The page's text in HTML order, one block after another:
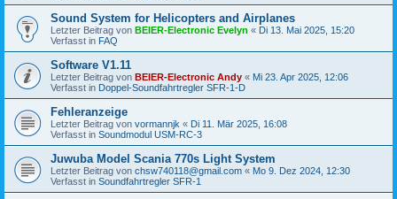
Sound System for Helicopters and Airplanes
Letzter Beitrag von BEIER-Electronic Evelyn « Di 13. Mai 2025, 15:20
Verfasst in FAQ
Software V1.11
Letzter Beitrag von BEIER-Electronic Andy « Mi 23. Apr 2025, 12:06
Verfasst in Doppel-Soundfahrtregler SFR-1-D
Fehleranzeige
Letzter Beitrag von vormannjk « Di 11. Mär 2025, 16:08
Verfasst in Soundmodul USM-RC-3
Juwuba Model Scania 770s Light System
Letzter Beitrag von chsw740118@gmail.com « Mo 9. Dez 2024, 12:30
Verfasst in Soundfahrtregler SFR-1